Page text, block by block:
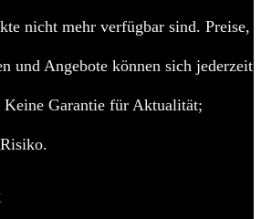
nicht mehr verfügbar sind. Preise,
und Angebote können sich jederzeit
Keine Garantie für Aktualität;